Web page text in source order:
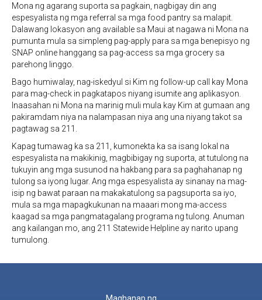
Mona ng agarang suporta sa pagkain, nagbigay din ang
espesyalista ng mga referral sa mga food pantry sa malapit.
Dalawang lokasyon ang available sa Maui at nagawa ni Mona na
pumunta mula sa simpleng pag-apply para sa mga benepisyo ng
SNAP online hanggang sa pag-access sa mga grocery sa
parehong linggo.
Bago humiwalay, nag-iskedyul si Kim ng follow-up call kay Mona
para mag-check in pagkatapos niyang isumite ang aplikasyon.
Inaasahan ni Mona na marinig muli mula kay Kim at gumaan ang
pakiramdam niya na nalampasan niya ang una niyang takot sa
pagtawag sa 211.
Kapag tumawag ka sa 211, kumonekta ka sa isang lokal na
espesyalista na makikinig, magbibigay ng suporta, at tutulong na
tukuyin ang mga susunod na hakbang para sa paghahanap ng
tulong sa iyong lugar. Ang mga espesyalista ay sinanay na mag-
isip ng bawat paraan na makakatulong sa pagsuporta sa iyo,
mula sa mga mapagkukunan na maaari mong ma-access
kaagad sa mga pangmatagalang programa ng tulong. Anuman
ang kailangan mo, ang 211 Statewide Helpline ay narito upang
tumulong.
Maghanap ng